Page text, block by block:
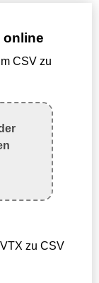
online
CSV zu
zu CSV